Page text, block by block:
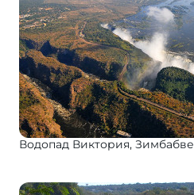
Водопад Виктория, Зимбабве